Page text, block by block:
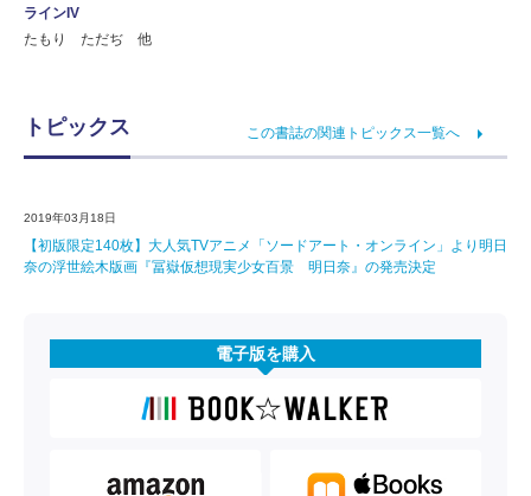
ラインIV
たもり ただぢ 他
トピックス この書誌の関連トピックス一覧へ
2019年03月18日
【初版限定140枚】大人気TVアニメ「ソードアート・オンライン」より明日
奈の浮世絵木版画『冨嶽仮想現実少女百景 明日奈』の発売決定
電子版を購入